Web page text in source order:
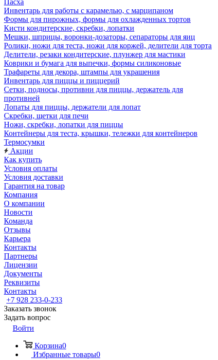
Пасха
Инвентарь для работы с карамелью, с марципаном
Формы для пирожных, формы для охлажденных тортов
Кисти кондитерские, скребки, лопатки
Мешки, шприцы, воронки-дозаторы, сепараторы для яиц
Ролики, ножи для теста, ножи для коржей, делители для торта
Делители, резаки кондитерские, плунжер для мастики
Коврики и бумага для выпечки, формы силиконовые
Трафареты для декора, штампы для украшения
Инвентарь для пиццы и пиццерий
Сетки, подносы, противни для пиццы, держатель для
противней
Лопаты для пиццы, держатели для лопат
Скребки, щетки для печи
Ножи, скребки, лопатки для пиццы
Контейнеры для теста, крышки, тележки для контейнеров
Термосумки
Акции
Как купить
Условия оплаты
Условия доставки
Гарантия на товар
Компания
О компании
Новости
Команда
Отзывы
Карьера
Контакты
Партнеры
Лицензии
Документы
Реквизиты
Контакты
+7 928 233-0-233
Заказать звонок
Задать вопрос
Войти
Корзина0
Избранные товары0